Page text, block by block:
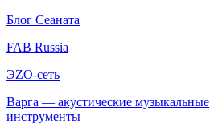
Блог Сеаната
FAB Russia
ЭZО-сеть
Варга — акустические музыкальные
инструменты